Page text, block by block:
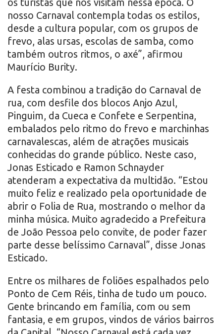
os turistas que nos visitam nessa época. O
nosso Carnaval contempla todas os estilos,
desde a cultura popular, com os grupos de
frevo, alas ursas, escolas de samba, como
também outros ritmos, o axé”, afirmou
Maurício Burity.
A festa combinou a tradição do Carnaval de
rua, com desfile dos blocos Anjo Azul,
Pinguim, da Cueca e Confete e Serpentina,
embalados pelo ritmo do frevo e marchinhas
carnavalescas, além de atrações musicais
conhecidas do grande público. Neste caso,
Jonas Esticado e Ramon Schnayder
atenderam a expectativa da multidão. “Estou
muito feliz e realizado pela oportunidade de
abrir o Folia de Rua, mostrando o melhor da
minha música. Muito agradecido a Prefeitura
de João Pessoa pelo convite, de poder fazer
parte desse belíssimo Carnaval”, disse Jonas
Esticado.
Entre os milhares de foliões espalhados pelo
Ponto de Cem Réis, tinha de tudo um pouco.
Gente brincando em família, com ou sem
fantasia, e em grupos, vindos de vários bairros